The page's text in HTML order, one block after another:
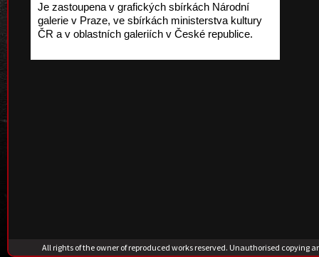
Je zastoupena v grafických sbírkách Národní
galerie v Praze, ve sbírkách ministerstva kultury
ČR a v oblastních galeriích v České republice.
All rights of the owner of reproduced works reserved. Unauthorised copying